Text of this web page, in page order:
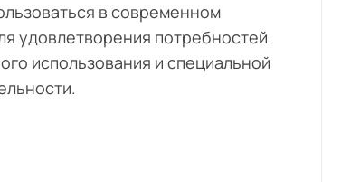
в современном
удовлетворения потребностей
использования и специальной